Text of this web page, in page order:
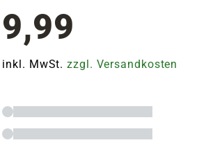
9,99
inkl. MwSt.zzgl. Versandkosten